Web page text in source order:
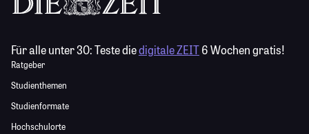
Für alle unter 30:Teste diedigitale ZEIT6 Wochen gratis!
Ratgeber
Studienthemen
Studienformate
Hochschulorte